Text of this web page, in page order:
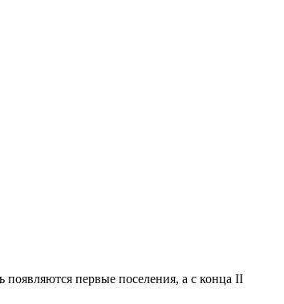
появляются первые поселения, а с конца II